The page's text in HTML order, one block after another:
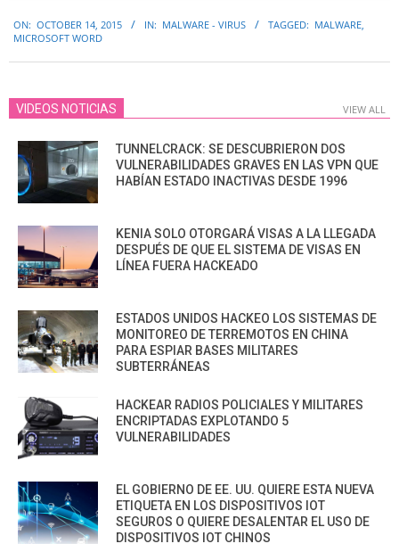
10-
ON: OCTOBER 14, 2015 IN: MALWARE - VIRUS TAGGED: MALWARE
MICROSOFT WORD
VIDEOS NOTICIAS VIEW ALL
TUNNELCRACK: SE DESCUBRIERON DOS
VULNERABILIDADES GRAVES EN LAS VPN QUE
HABÍAN ESTADO INACTIVAS DESDE 1996
KENIA SOLO OTORGARÁ VISAS A LA LLEGADA
DESPUÉS DE QUE EL SISTEMA DE VISAS EN
LÍNEA FUERA HACKEADO
ESTADOS UNIDOS HACKEO LOS SISTEMAS DE
MONITOREO DE TERREMOTOS EN CHINA
PARA ESPIAR BASES MILITARES
SUBTERRÁNEAS
HACKEAR RADIOS POLICIALES Y MILITARES
ENCRIPTADAS EXPLOTANDO 5
VULNERABILIDADES
EL GOBIERNO DE EE. UU. QUIERE ESTA NUEVA
ETIQUETA EN LOS DISPOSITIVOS IOT
SEGUROS O QUIERE DESALENTAR EL USO DE
DISPOSITIVOS IOT CHINOS